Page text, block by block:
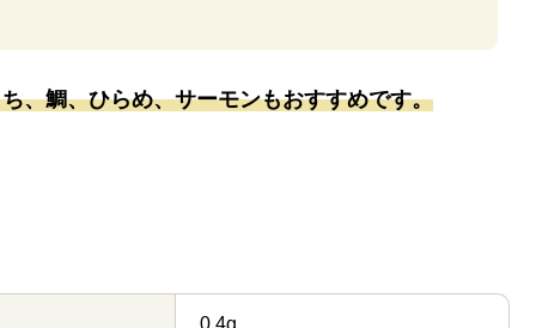
、鯛、ひらめ、サーモンもおすすめです。
0.4g